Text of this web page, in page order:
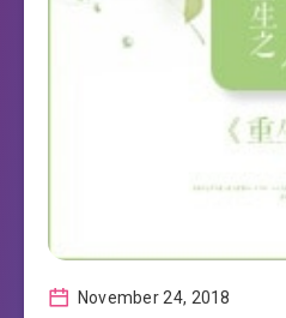
November 24, 2018